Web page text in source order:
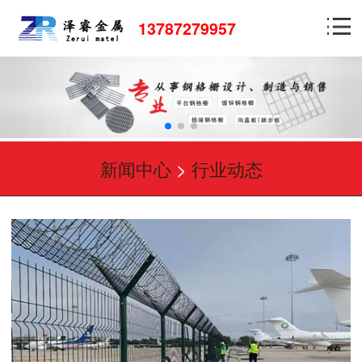
13787279957
新闻中心> 行业动态